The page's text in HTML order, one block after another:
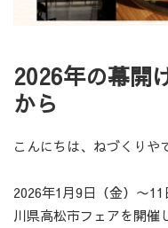
2026年の幕開
から
こんにちは、ねづくりや
2026年1月9日（金）〜
川県高松市フェアを開催